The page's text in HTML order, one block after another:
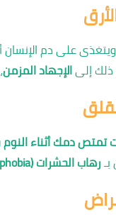
على دم الإنسان
إلىالإجهاد المزمن
تمتص دمك أثناء النوم
رهاب الحشرات (Entomophobia)